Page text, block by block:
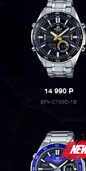
14 990P
EFV-C100D-1B